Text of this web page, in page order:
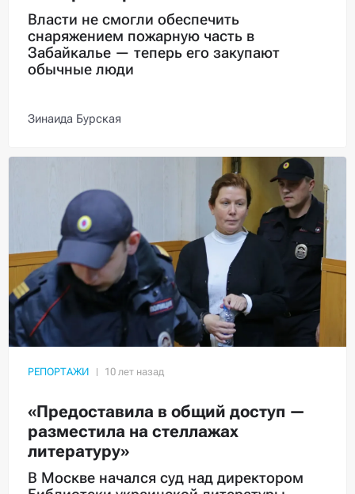
Власти не смогли обеспечить
снаряжением пожарную часть в
Забайкалье — теперь его закупают
обычные люди
Зинаида Бурская
РЕПОРТАЖИ
«Предоставила в общий доступ —
разместила на стеллажах
литературу»
В Москве начался суд над директором